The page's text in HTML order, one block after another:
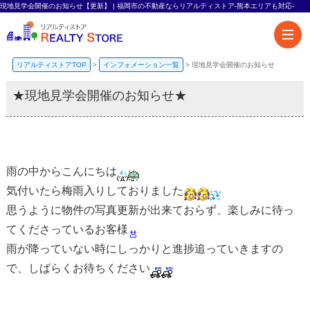
現地見学会開催のお知らせ【更新】 | 福岡市の不動産ならリアルティストア-熊本エリアも対応-
リアルティストアTOP > インフォメーション一覧 > 現地見学会開催のお知らせ
★現地見学会開催のお知らせ★
雨の中からこんにちは
気付いたら梅雨入りしておりました
思うように物件の写真更新が出来ておらず、楽しみに待っ
てくださっているお客様
雨が降っていない時にしっかりと進捗追っていきますの
で、しばらくお待ちください